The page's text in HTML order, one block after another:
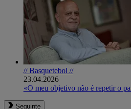
// Basquetebol //
23.04.2026
«O meu objetivo não é repetir o
Seguinte